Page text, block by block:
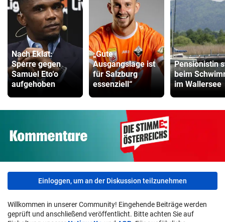
Nach Eklat:
Sperre gegen
Samuel Eto‘o
aufgehoben
„Gute
Ausgangslage ist
für Salzburg
essenziell“
Pensionistin
beim
im Wallersee
Einloggen, um an der Diskussion teilzunehmen
Willkommen in unserer Community! Eingehende Beiträge werden
geprüft und anschließend veröffentlicht. Bitte achten Sie auf